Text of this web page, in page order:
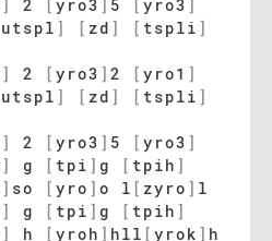
] 2 [ yro3 ] 5 [ yro3 ]
utspl ] [ zd ] [ tspli ]
] 2 [ yro3 ] 2 [ yro1 ]
utspl ] [ zd ] [ tspli ]
] 2 [ yro3 ] 5 [ yro3 ]
] g [ tpi ] g [ tpih ]
] so [ yro ] o l [ zyro ] l
] g [ tpi ] g [ tpih ]
] h [ yroh ] hll [ yrok ] h